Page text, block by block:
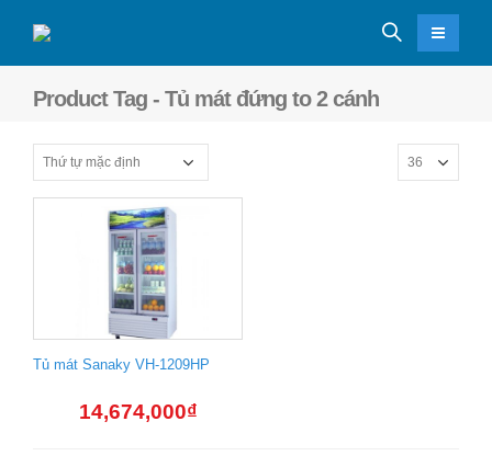
Product Tag - Tủ mát đứng to 2 cánh
Tủ mát Sanaky VH-1209HP
14,674,000₫